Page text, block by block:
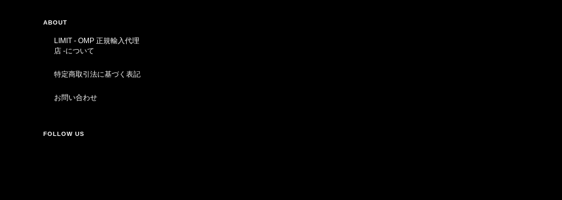
ABOUT
LIMIT - OMP 正規輸入代理
店 -について
特定商取引法に基づく表記
お問い合わせ
FOLLOW US